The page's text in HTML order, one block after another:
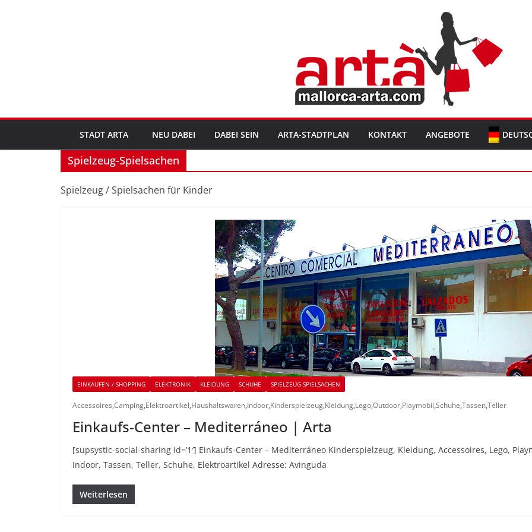
STADT ARTA NEU DABEI DABEI SEIN ARTA-STADTPLAN KONTAKT ANGEBOTE
Spielzeug-Spielsachen
Spielzeug / Spielsachen für Kinder
EINKAUFEN / SHOPPING ELEKTRONIK KLEIDUNG SCHUHE SPIELZEUG-SPIELSACHEN
Accessoires,Camping,Elektroartikel,Haushaltswaren,Indoor,Kinderspielzeug,Kleidung,Lego,Outdoor,Playmobil,Schuhe,Tassen,Teller
Einkaufs-Center – Mediterráneo | Arta
[supsystic-social-sharing id=’1′] Einkaufs-Center – Mediterráneo Kinderspielzeug, Kleidung, Accessoires, Lego,
Indoor, Tassen, Teller, Schuhe, Elektroartikel Adresse: Avinguda
Weiterlesen